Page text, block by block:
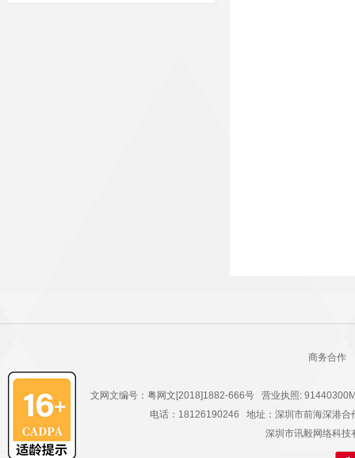
商务合作
文网文编号：粤网文[2018]1882-666号 营业执照:
电话：18126190246 地址：深圳市前海深港合
深圳市讯毅网络科